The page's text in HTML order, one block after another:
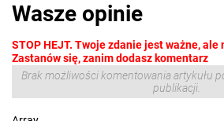
Wasze opinie
STOP HEJT. Twoje zdanie jest ważne,
Zastanów się, zanim dodasz komentarz
Brak możliwości komentowania artykułu
publikacji.